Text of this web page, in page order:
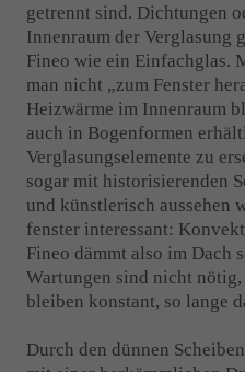
getrennt sind. Dichtungen
Innenraum der Verglasung
Fineo wie ein Einfachglas.
man nicht „zum Fenster
Heizwärme im Innenraum
auch in Bogenformen
Verglasungselemente zu
sogar mit historisierenden
und künstlerisch aussehen
fenster interessant:
Fineo dämmt also im Dach
Wartungen sind nicht
bleiben konstant, so lange
Durch den dünnen